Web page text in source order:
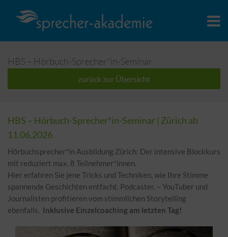
HBS – Hörbuch-Sprecher*in-Seminar
zurück zur Übersicht
HBS – Hörbuch-Sprecher*in-Seminar | Zürich ab
11.06.2026
Hörbuchsprecher*in Ausbildung Zürich: Der intensive Blockkurs
mit reduziert max. 8 Teilnehmer*innen.
Hier erfahren Sie jene Tricks und Techniken, wie Ihre Stimme
spannende Geschichten entfacht. Podcaster, – YouTuber und
Journalisten profitieren vom stimmlichen Storytelling
ebenfalls. Inklusive Einzelcoaching am letzten Tag!